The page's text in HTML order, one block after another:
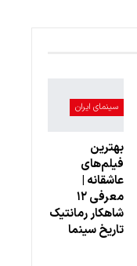
سینمای ایران
بهترین
فیلم‌های
عاشقانه |
معرفی ۱۲
شاهکار رمانتیک
تاریخ سینما